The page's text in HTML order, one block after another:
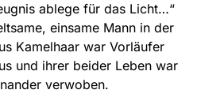
ablege für das Licht…“
einsame Mann in der
Kamelhaar war Vorläufer
und ihrer beider Leben war
verwoben.